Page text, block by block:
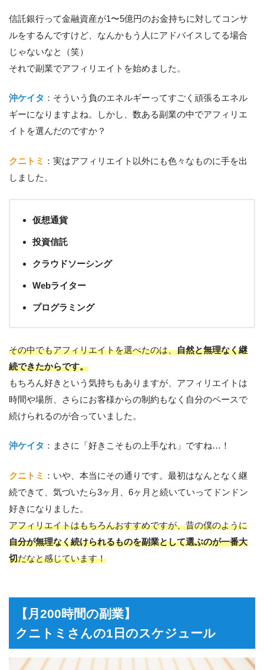
信託銀行って金融資産が1〜5億円のお金持ちに対してコンサ
ルをするんですけど、なんかもう人にアドバイスしてる場合
じゃないなと（笑）
それで副業でアフィリエイトを始めました。
沖ケイタ ：そういう負のエネルギーってすごく頑張るエネル
ギーになりますよね。しかし、数ある副業の中でアフィリエ
イトを選んだのですか？
クニトミ ：実はアフィリエイト以外にも色々なものに手を出
しました。
仮想通貨
投資信託
クラウドソーシング
Webライター
プログラミング
その中でもアフィリエイトを選べたのは、自然と無理なく継
続できたからです。
もちろん好きという気持ちもありますが、アフィリエイトは
時間や場所、さらにお客様からの制約もなく自分のペースで
続けられるのが合っていました。
沖ケイタ ：まさに「好きこそもの上手なれ」ですね…！
クニトミ ：いや、本当にその通りです。最初はなんとなく継
続できて、気づいたら3ヶ月、6ヶ月と続いていってドンドン
好きになりました。
アフィリエイトはもちろんおすすめですが、昔の僕のように
自分が無理なく続けられるものを副業として選ぶのが一番大
切だなと感じています！
【月200時間の副業】
クニトミさんの1日のスケジュール